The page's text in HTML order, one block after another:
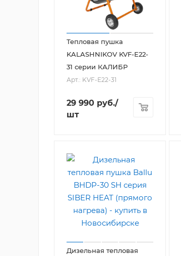
Тепловая пушка
KALASHNIKOV KVF-E22-
31 серии КАЛИБР
Арт.: KVF-E22-31
29 990 руб./
шт
Дизельная тепловая